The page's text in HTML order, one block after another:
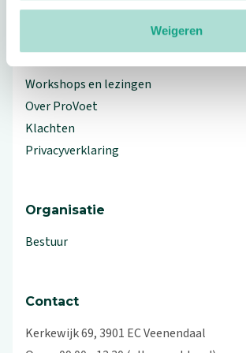
Weigeren
Branche Informatiecentrum
Workshops en lezingen
Over ProVoet
Klachten
Privacyverklaring
Organisatie
Bestuur
Contact
Kerkewijk 69, 3901 EC Veenendaal